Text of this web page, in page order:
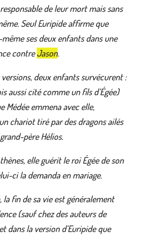
de leur mort mais sans
Seul Euripide affirme que
ses deux enfants dans une
contreJason.
deux enfants survécurent :
aussi cité comme un fils d’Égée)
Médée emmena avec elle,
chariot tiré par des dragons ailés
père Hélios.
elle guérit le roi Égée de son
ci la demanda en mariage.
, la fin de sa vie est généralement
(sauf chez des auteurs de
dans la version d’Euripide que